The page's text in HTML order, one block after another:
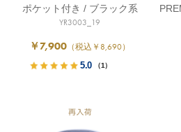
ポケット付き / ブラック系
YR3003_19
￥7,900 （税込￥8,690）
5.0 （1）